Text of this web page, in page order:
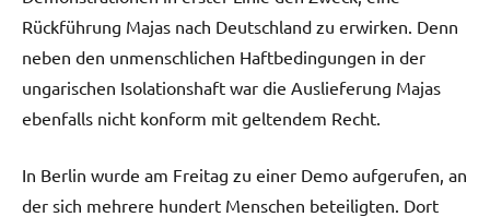
Rückführung Majas nach Deutschland zu erwirken. Denn
neben den unmenschlichen Haftbedingungen in der
ungarischen Isolationshaft war die Auslieferung Majas
ebenfalls nicht konform mit geltendem Recht.
In Berlin wurde am Freitag zu einer Demo aufgerufen, an
der sich mehrere hundert Menschen beteiligten. Dort